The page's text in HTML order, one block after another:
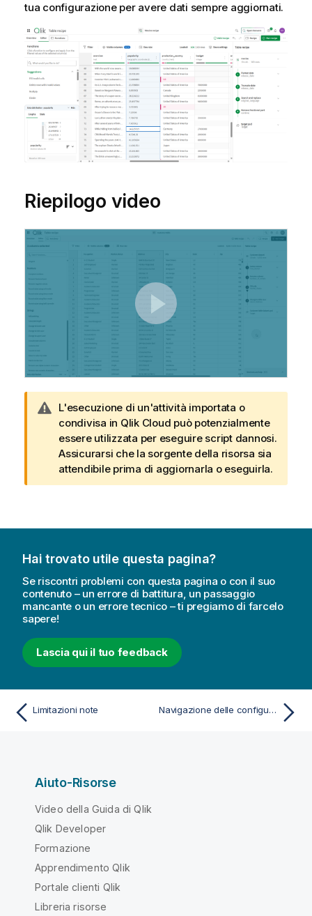
tua configurazione per avere dati sempre aggiornati.
Riepilogo video
N
o
t
a
d
i
v
s
L'esecuzione di un'attività importata o
condivisa in Qlik Cloud può potenzialmente
essere utilizzata per eseguire script dannosi.
Assicurarsi che la sorgente della risorsa sia
attendibile prima di aggiornarla o eseguirla.
Hai trovato utile questa pagina?
Se riscontri problemi con questa pagina o con il suo
contenuto – un errore di battitura, un passaggio
mancante o un errore tecnico – ti pregiamo di farcelo
sapere!
Lascia qui il tuo feedback
Limitazioni note Navigazione delle configurazioni tabella
Aiuto-Risorse
Video della Guida di Qlik
Qlik Developer
Formazione
Apprendimento Qlik
Portale clienti Qlik
Libreria risorse